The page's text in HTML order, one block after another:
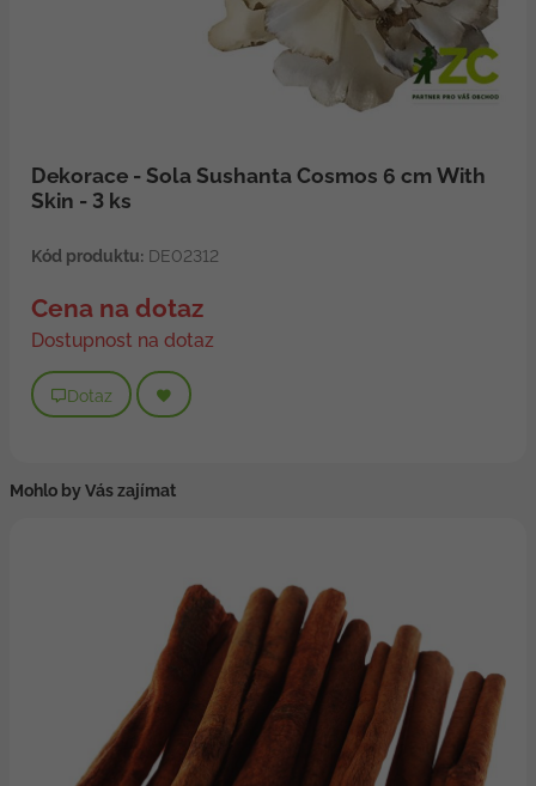
Dekorace - Sola Sushanta Cosmos 6 cm With
Skin - 3 ks
Kód produktu:DE02312
Cena na dotaz
Dostupnost na dotaz
Dotaz
Mohlo by Vás zajímat